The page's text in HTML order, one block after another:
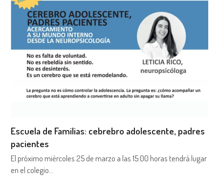
Escuela de Familias: cebrebro adolescente, padres
pacientes
El próximo miércoles 25 de marzo a las 15:00 horas tendrá lugar
en el colegio…